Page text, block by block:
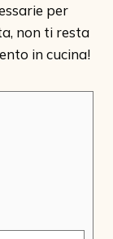
per
non ti resta
in cucina!